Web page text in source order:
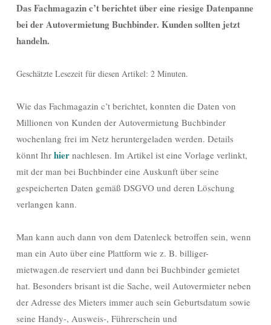
Das Fachmagazin c’t berichtet über eine riesige Datenpanne
bei der Autovermietung Buchbinder. Kunden sollten jetzt
handeln.
Geschätzte Lesezeit für diesen Artikel: 2 Minuten.
Wie das Fachmagazin c’t berichtet, konnten die Daten von
Millionen von Kunden der Autovermietung Buchbinder
wochenlang frei im Netz heruntergeladen werden. Details
könnt Ihr hier nachlesen. Im Artikel ist eine Vorlage verlinkt,
mit der man bei Buchbinder eine Auskunft über seine
gespeicherten Daten gemäß DSGVO und deren Löschung
verlangen kann.
Man kann auch dann von dem Datenleck betroffen sein, wenn
man ein Auto über eine Plattform wie z. B. billiger-
mietwagen.de reserviert und dann bei Buchbinder gemietet
hat. Besonders brisant ist die Sache, weil Autovermieter neben
der Adresse des Mieters immer auch sein Geburtsdatum sowie
seine Handy-, Ausweis-, Führerschein und